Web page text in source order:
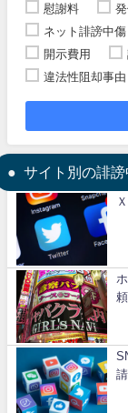
慰謝料
ネット誹謗中傷
開示費用
違法性阻却事由
サイト別の誹